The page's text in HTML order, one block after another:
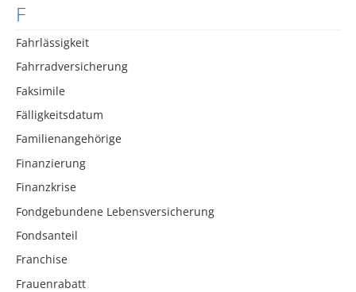
F
Fahrlässigkeit
Fahrradversicherung
Faksimile
Fälligkeitsdatum
Familienangehörige
Finanzierung
Finanzkrise
Fondgebundene Lebensversicherung
Fondsanteil
Franchise
Frauenrabatt